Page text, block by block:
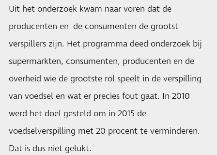
Uit het onderzoek kwam naar voren dat de
producenten en de consumenten de grootst
verspillers zijn. Het programma deed onderzoek bij
supermarkten, consumenten, producenten en de
overheid wie de grootste rol speelt in de verspilling
van voedsel en wat er precies fout gaat. In 2010
werd het doel gesteld om in 2015 de
voedselverspilling met 20 procent te verminderen.
Dat is dus niet gelukt.